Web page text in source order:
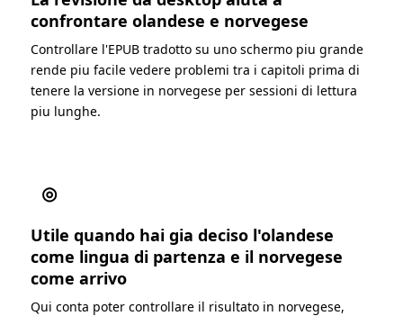
confrontare olandese e norvegese
Controllare l'EPUB tradotto su uno schermo piu grande
rende piu facile vedere problemi tra i capitoli prima di
tenere la versione in norvegese per sessioni di lettura
piu lunghe.
◎
Utile quando hai gia deciso l'olandese
come lingua di partenza e il norvegese
come arrivo
Qui conta poter controllare il risultato in norvegese,